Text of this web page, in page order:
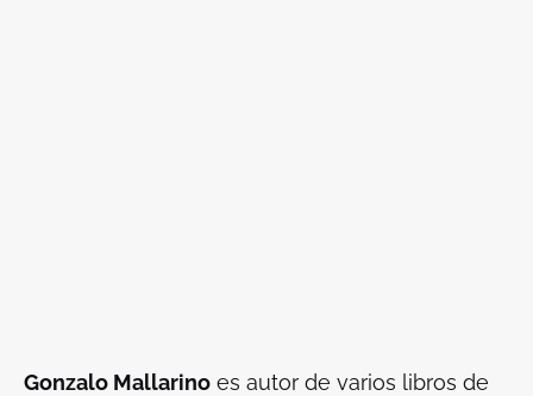
Gonzalo Mallarino es autor de varios libros de